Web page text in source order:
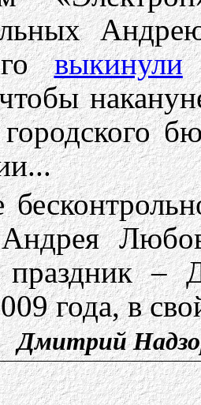
выкинули
Любова
праздник –
года, в
Дмитрий